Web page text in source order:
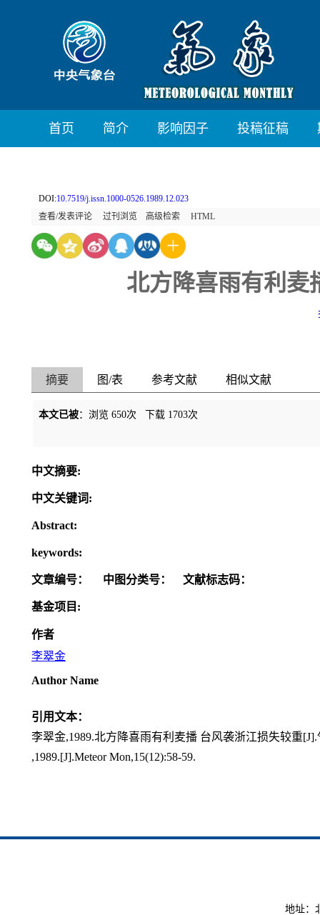
首页 简介 影响因子 投稿征稿
DOI:10.7519/j.issn.1000-0526.1989.12.023
查看/发表评论
过刊浏览 高级检索 HTML
北方降喜雨有利麦
摘要 图/表 参考文献 相似文献
本文已被：浏览 650次 下载 1703次
中文摘要:
中文关键词:
Abstract:
keywords:
文章编号： 中图分类号： 文献标志码：
基金项目:
作者
李翠金
Author Name
引用文本：
李翠金,1989.北方降喜雨有利麦播 台风袭浙江损失较重[J].
,1989.[J].Meteor Mon,15(12):58-59.
地址：